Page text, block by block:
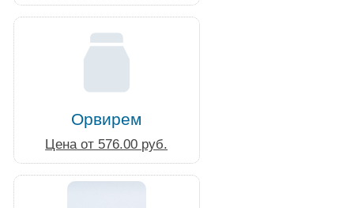
Орвирем
Цена от 576.00 руб.